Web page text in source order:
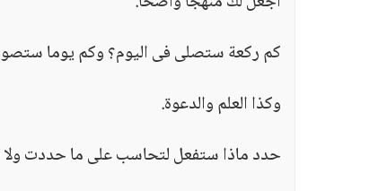
كم ركعة ستصلى فى اليوم؟ وكم يوما
وكذا العلم والدعوة.
حدد ماذا ستفعل لتحاسب على ما حددت ولا